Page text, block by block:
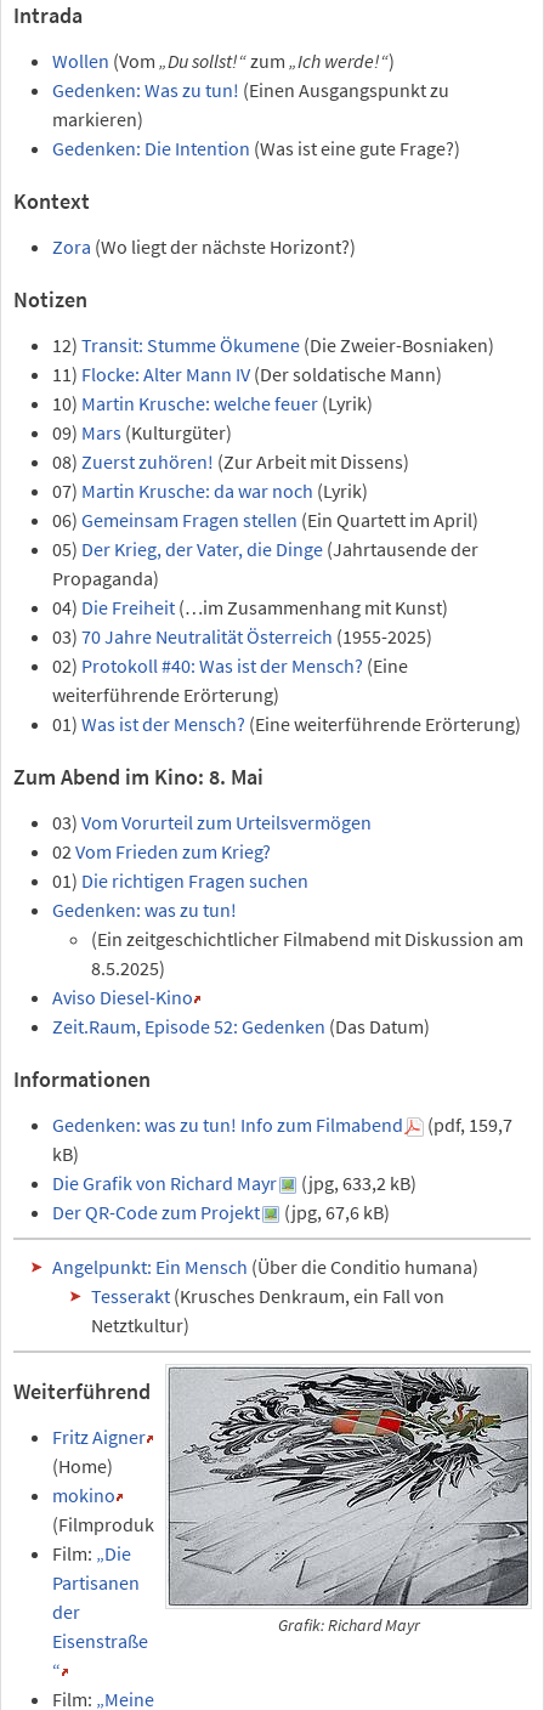
Intrada
Wollen (Vom „Du sollst!“zum „Ich werde!“)
Gedenken: Was zu tun! (Einen Ausgangspunkt zu
markieren)
Gedenken: Die Intention (Was ist eine gute Frage?)
Kontext
Zora (Wo liegt der nächste Horizont?)
Notizen
12) Transit: Stumme Ökumene (Die Zweier-Bosniaken)
11) Flocke: Alter Mann IV (Der soldatische Mann)
10) Martin Krusche: welche feuer (Lyrik)
09) Mars (Kulturgüter)
08) Zuerst zuhören! (Zur Arbeit mit Dissens)
07) Martin Krusche: da war noch (Lyrik)
06) Gemeinsam Fragen stellen (Ein Quartett im April)
05) Der Krieg, der Vater, die Dinge (Jahrtausende der
Propaganda)
04) Die Freiheit (…im Zusammenhang mit Kunst)
03) 70 Jahre Neutralität Österreich (1955-2025)
02) Protokoll #40: Was ist der Mensch? (Eine
weiterführende Erörterung)
01) Was ist der Mensch? (Eine weiterführende Erörterung)
Zum Abend im Kino: 8. Mai
03) Vom Vorurteil zum Urteilsvermögen
02 Vom Frieden zum Krieg?
01) Die richtigen Fragen suchen
Gedenken: was zu tun!
(Ein zeitgeschichtlicher Filmabend mit Diskussion am
8.5.2025)
Aviso Diesel-Kino
Zeit.Raum, Episode 52: Gedenken (Das Datum)
Informationen
Gedenken: was zu tun! Info zum Filmabend
(pdf, 159,7
kB)
Die Grafik von Richard Mayr
(jpg, 633,2 kB)
Der QR-Code zum Projekt
(jpg, 67,6 kB)
Angelpunkt: Ein Mensch (Über die Conditio humana)
Tesserakt (Krusches Denkraum, ein Fall von
Netztkultur)
Grafik: Richard Mayr
Weiterführend
Fritz Aigner
(Home)
mokino
(Filmproduktion)
Film: „Die
Partisanen
der
Eisenstraße
“
Film: „Meine